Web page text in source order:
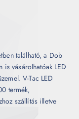
található, a Dob
is vásárolhatóak LED
V-Tac LED
termék,
szállítás illetve